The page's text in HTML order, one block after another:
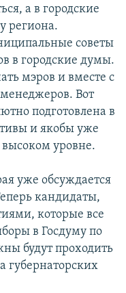
а в городские
региона.
советы
в городские думы.
мэров и вместе с
Вот
подготовлена в
и якобы уже
уровне.
уже обсуждается
кандидаты,
которые все
в Госдуму по
будут проходить
губернаторских